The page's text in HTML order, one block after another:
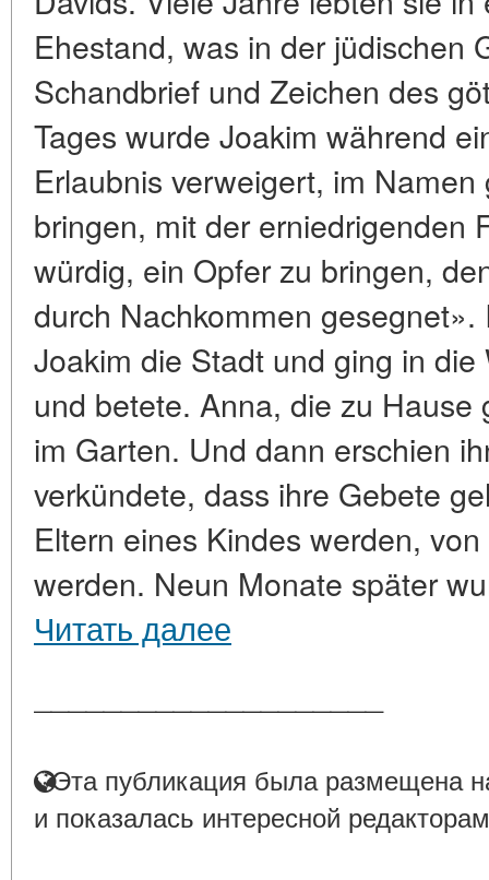
Ehestand, was in der jüdischen
Schandbrief und Zeichen des
Tages wurde Joakim während
Erlaubnis verweigert, im
bringen, mit der erniedrigenden
würdig, ein Opfer zu bringen,
durch Nachkommen
Joakim die Stadt und ging in
und betete. Anna, die zu
im Garten. Und dann erschien
verkündete, dass ihre Gebete
Eltern eines Kindes werden,
werden. Neun Monate später
Читать далее
Эта публикация была размещена
и показалась интересной